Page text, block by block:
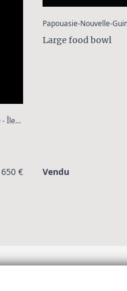
Papouasie-Nouvelle-Guinée - Îles Tami
650 €
Large food bowl
Vendu